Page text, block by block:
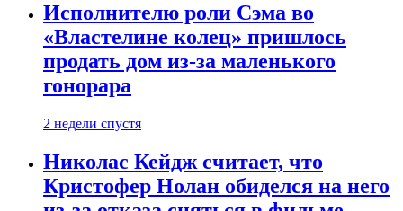
Исполнителю роли Сэма во
«Властелине колец» пришлось
продать дом из-за маленького
гонорара
2 недели спустя
Николас Кейдж считает, что
Кристофер Нолан обиделся на него